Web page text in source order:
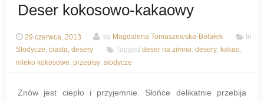
Deser kokosowo-kakaowy
29 czerwca, 2013 by Magdalena Tomaszewska-Bolałek
In
Słodycze, ciasta, desery
Tagged deser na zimno, desery, kakao,
mleko kokosowe, przepisy, słodycze
Znów jest ciepło i przyjemnie. Słońce delikatnie przebija